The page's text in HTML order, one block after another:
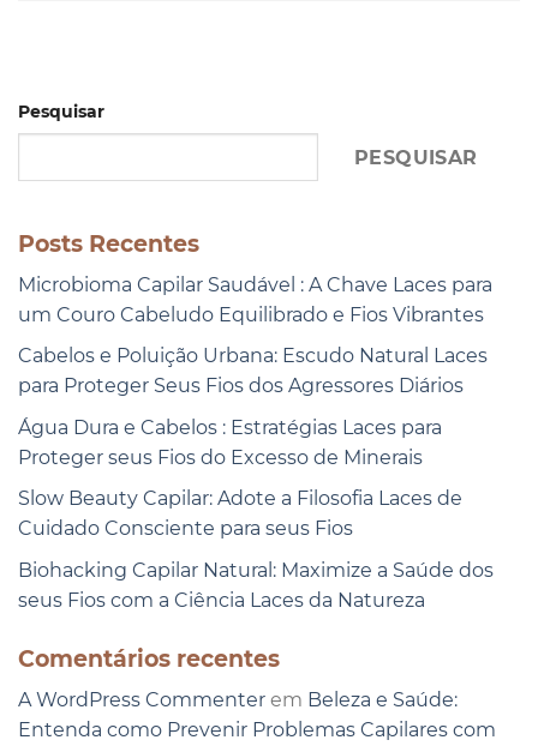
Pesquisar
PESQUISAR
Posts Recentes
Microbioma Capilar Saudável : A Chave Laces para
um Couro Cabeludo Equilibrado e Fios Vibrantes
Cabelos e Poluição Urbana: Escudo Natural Laces
para Proteger Seus Fios dos Agressores Diários
Água Dura e Cabelos : Estratégias Laces para
Proteger seus Fios do Excesso de Minerais
Slow Beauty Capilar: Adote a Filosofia Laces de
Cuidado Consciente para seus Fios
Biohacking Capilar Natural: Maximize a Saúde dos
seus Fios com a Ciência Laces da Natureza
Comentários recentes
A WordPress Commenter em Beleza e Saúde:
Entenda como Prevenir Problemas Capilares com